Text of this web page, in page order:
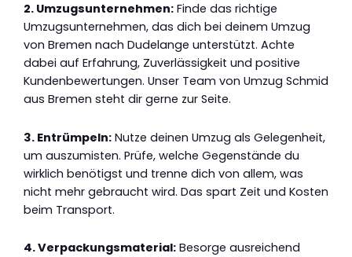
2. Umzugsunternehmen: Finde das richtige
Umzugsunternehmen, das dich bei deinem Umzug
von Bremen nach Dudelange unterstützt. Achte
dabei auf Erfahrung, Zuverlässigkeit und positive
Kundenbewertungen. Unser Team von Umzug Schmid
aus Bremen steht dir gerne zur Seite.
3. Entrümpeln: Nutze deinen Umzug als Gelegenheit,
um auszumisten. Prüfe, welche Gegenstände du
wirklich benötigst und trenne dich von allem, was
nicht mehr gebraucht wird. Das spart Zeit und Kosten
beim Transport.
4. Verpackungsmaterial: Besorge ausreichend